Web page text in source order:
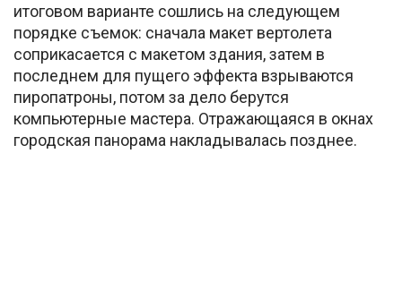
итоговом варианте сошлись на следующем
порядке съемок: сначала макет вертолета
соприкасается с макетом здания, затем в
последнем для пущего эффекта взрываются
пиропатроны, потом за дело берутся
компьютерные мастера. Отражающаяся в окнах
городская панорама накладывалась позднее.